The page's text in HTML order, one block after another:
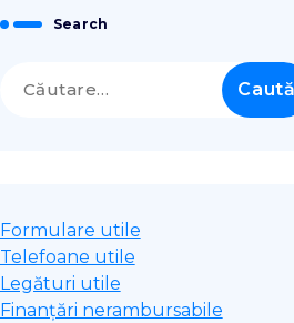
Search
după:
Formulare utile
Telefoane utile
Legături utile
Finanțări nerambursabile